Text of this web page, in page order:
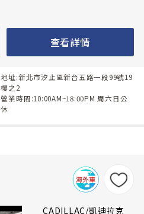
查看詳情
地址:新北市汐止區新台五路一段99號19
樓之2
營業時間:10:00AM~18:00PM 周六日公
休
CADILLAC/凱迪拉克